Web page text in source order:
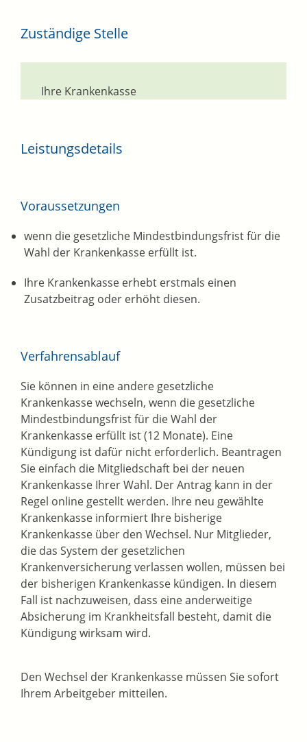
Zuständige Stelle
Ihre Krankenkasse
Leistungsdetails
Voraussetzungen
wenn die gesetzliche Mindestbindungsfrist für die
Wahl der Krankenkasse erfüllt ist.
Ihre Krankenkasse erhebt erstmals einen
Zusatzbeitrag oder erhöht diesen.
Verfahrensablauf
Sie können in eine andere gesetzliche
Krankenkasse wechseln, wenn die gesetzliche
Mindestbindungsfrist für die Wahl der
Krankenkasse erfüllt ist (12 Monate). Eine
Kündigung ist dafür nicht erforderlich. Beantragen
Sie einfach die Mitgliedschaft bei der neuen
Krankenkasse Ihrer Wahl. Der Antrag kann in der
Regel online gestellt werden. Ihre neu gewählte
Krankenkasse informiert Ihre bisherige
Krankenkasse über den Wechsel. Nur Mitglieder,
die das System der gesetzlichen
Krankenversicherungverlassen wollen, müssen bei
der bisherigen Krankenkasse kündigen. In diesem
Fall ist nachzuweisen, dass eine anderweitige
Absicherung im Krankheitsfall besteht, damit die
Kündigung wirksam wird.
Den Wechsel der Krankenkasse müssen Sie sofort
Ihrem Arbeitgeber mitteilen.